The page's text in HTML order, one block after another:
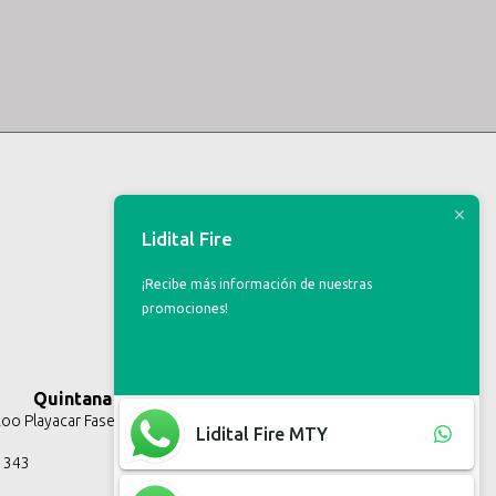
Quintana Roo
Playacar Fase II, Solidaridad Q.R.
Lidital Fire
¡Recibe más información de nuestras
promociones!
Lidital Fire MTY